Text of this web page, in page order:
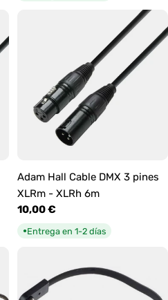
Adam Hall Cable DMX 3 pines
XLRm - XLRh 6m
Precio
habitual
10,00 €
●Entrega en 1-2 días